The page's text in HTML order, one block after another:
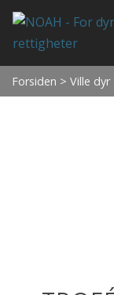
Forsiden > Ville dyr